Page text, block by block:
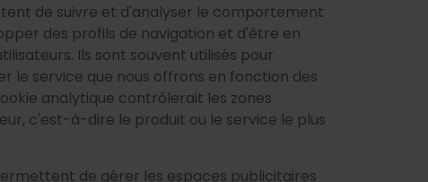
de suivre et d'analyser le comportement
des profils de navigation et d'être en
Ils sont souvent utilisés pour
le service que nous offrons en fonction des
analytique contrôlerait les zones
c'est-à-dire le produit ou le service le plus
de gérer les espaces publicitaires